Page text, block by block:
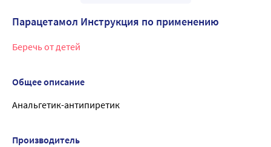
Парацетамол Инструкция по применению
Беречь от детей
Общее описание
Анальгетик-антипиретик
Производитель